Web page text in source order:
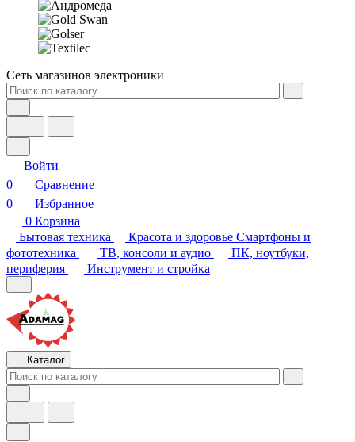
Сеть магазинов электроники
Сравнение
0
Избранное
Корзина
Бытовая техника
фототехника
ТВ, консоли и аудио
ПК, ноутбуки,
периферия
Инструмент и стройка
Каталог